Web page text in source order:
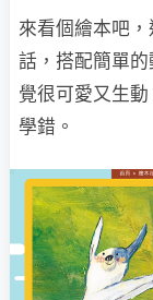
來看個繪本吧
話，搭配簡單
覺很可愛又生
學錯。